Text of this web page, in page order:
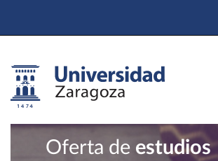
Oferta de estudios